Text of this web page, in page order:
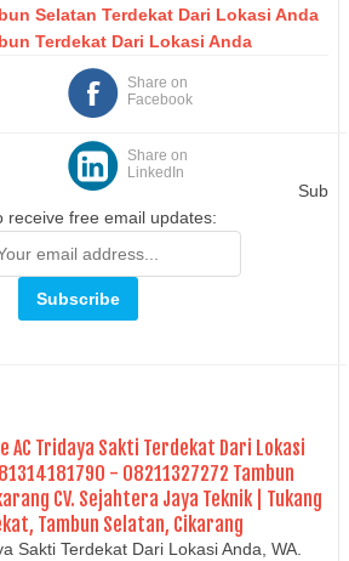
Selatan Terdekat Dari Lokasi Anda
Terdekat Dari Lokasi Anda
Share on
Facebook
Share on
LinkedIn
Sub
receive free email updates:
AC Tridaya Sakti Terdekat Dari Lokasi
- 08211327272 Tambun
CV. Sejahtera Jaya Teknik | Tukang
Tambun Selatan, Cikarang
Sakti Terdekat Dari Lokasi Anda, WA.